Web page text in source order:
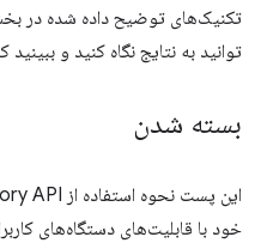
تکنیک‌های توضیح داده شده در
توانید به نتایج نگاه کنید و ببینید
بسته شدن
خود با قابلیت‌های دستگاه‌های